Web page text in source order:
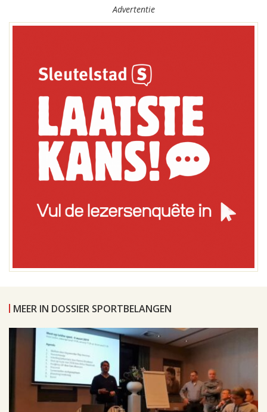
Advertentie
MEER IN DOSSIER SPORTBELANGEN